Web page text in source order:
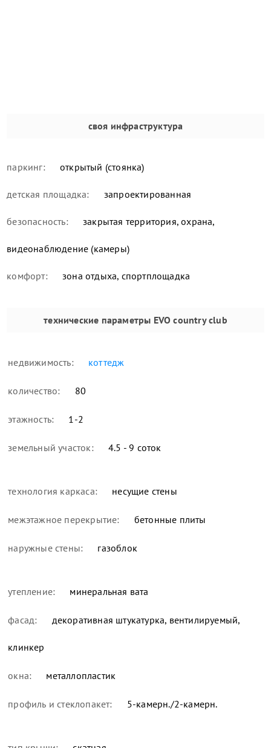
своя инфраструктура
паркинг: открытый (стоянка)
детская площадка: запроектированная
безопасность: закрытая территория, охрана,
видеонаблюдение (камеры)
комфорт: зона отдыха, спортплощадка
технические параметры EVO country club
недвижимость: коттедж
количество: 80
этажность: 1-2
земельный участок: 4.5 - 9 соток
технология каркаса: несущие стены
межэтажное перекрытие: бетонные плиты
наружные стены: газоблок
утепление: минеральная вата
фасад: декоративная штукатурка, вентилируемый,
клинкер
окна: металлопластик
профиль и стеклопакет: 5-камерн./2-камерн.